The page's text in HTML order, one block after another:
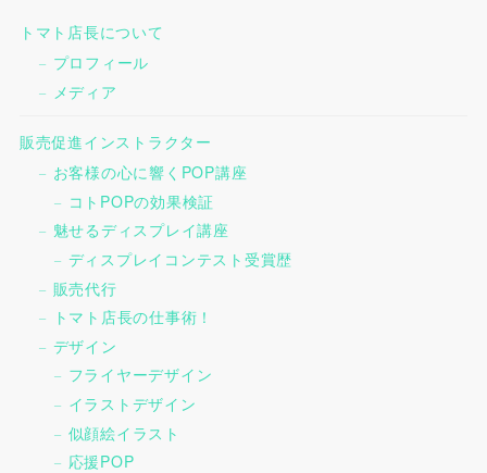
トマト店長について
プロフィール
メディア
販売促進インストラクター
お客様の心に響くPOP講座
コトPOPの効果検証
魅せるディスプレイ講座
ディスプレイコンテスト受賞歴
販売代行
トマト店長の仕事術！
デザイン
フライヤーデザイン
イラストデザイン
似顔絵イラスト
応援POP